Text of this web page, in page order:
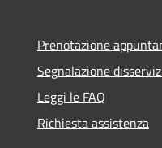
Prenotazione
Segnalazione
Leggi le FAQ
Richiesta assistenza